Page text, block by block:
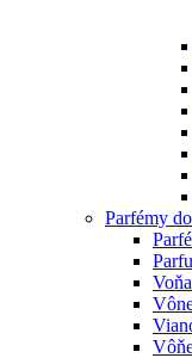
Parfémy